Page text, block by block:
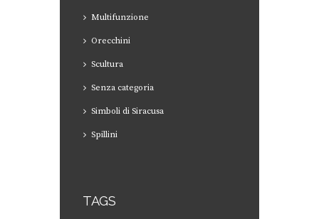
Multifunzione
Orecchini
Scultura
Senza categoria
Simboli di Siracusa
Spillini
TAGS